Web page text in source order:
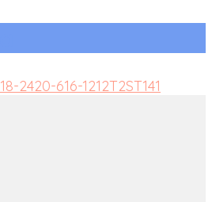
18-2420-616-1212T2ST141